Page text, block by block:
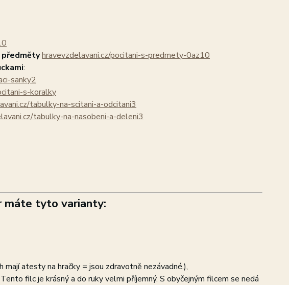
předmětyhravevzdelavani.cz/pocitani-s-predmety-0az10
:
sanky2
s-koralky
tabulky-na-scitani-a-odcitani3
tabulky-na-nasobeni-a-deleni3
máte tyto varianty:
mají atesty na hračky = jsou zdravotně nezávadné.),
filc je krásný a do ruky velmi příjemný. S obyčejným filcem se nedá